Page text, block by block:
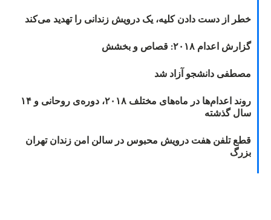
خطر از دست دادن کلیه، یک درویش زندانی را تهدید می‌کند
گزارش اعدام ۲۰۱۸: قصاص و بخشش
مصطفی دانشجو آزاد شد
روند اعدام‌ها در ماه‌های مختلف ۲۰۱۸، دوره‌ی روحانی و ۱۴
سال گذشته
قطع تلفن هفت درویش محبوس در سالن امن زندان تهران
بزرگ